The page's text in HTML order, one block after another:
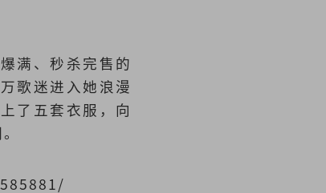
满、秒杀完售的
歌迷进入她浪漫
了五套衣服，向